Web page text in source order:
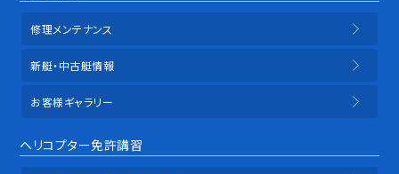
修理メンテナンス
新艇・中古艇情報
お客様ギャラリー
ヘリコプター免許講習